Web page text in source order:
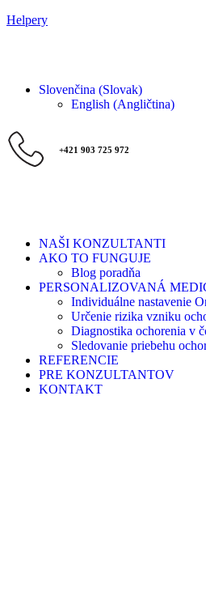
Helpery
Slovenčina (Slovak)
English (Angličtina)
+421 903 725 972
NAŠI KONZULTANTI
AKO TO FUNGUJE
Blog poradňa
PERSONALIZOVANÁ
Individuálne nastavenie
Určenie rizika vzniku
Diagnostika ochorenia v
Sledovanie priebehu
REFERENCIE
PRE KONZULTANTOV
KONTAKT